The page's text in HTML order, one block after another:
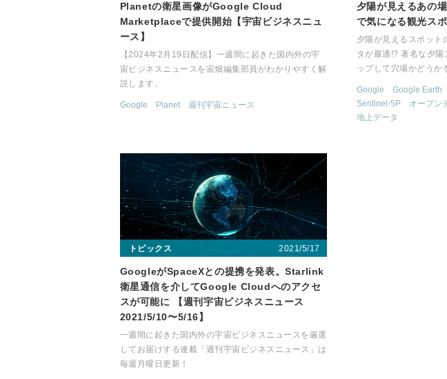
Planetの衛星画像がGoogle Cloud
Marketplaceで提供開始【宇宙ビジネスニュ
ース】
【2024年2月19日配信】一週間に起きた国内外の宇
宙ビジネスニュースを宙畑編集部員がわかりやすく解
説します。
Google Planet 週刊宇宙ニュース
夕陽が見えるあの
で気になる観光ス
夕陽が見えるスポット
タが最適!? 著名な夕
ップして穴場かどうか
Google Google Earth
Sentinel-5P
オープン
地上データ
トピックス 2021/5/17
GoogleがSpaceXとの提携を発表。Starlink
衛星通信を介してGoogle Cloudへのアクセ
スが可能に 【週刊宇宙ビジネスニュース
2021/5/10〜5/16】
一週間に起きた国内外の宇宙ビジネスニュースを厳選
してお届けする連載「週刊宇宙ビジネスニュース」は
毎週月曜日更新！